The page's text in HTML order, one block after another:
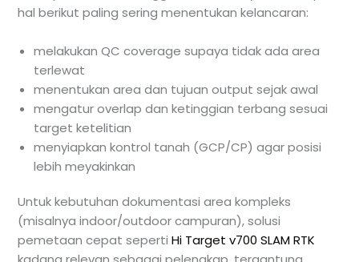
hal berikut paling sering menentukan kelancaran:
melakukan QC coverage supaya tidak ada area
terlewat
menentukan area dan tujuan output sejak awal
mengatur overlap dan ketinggian terbang sesuai
target ketelitian
menyiapkan kontrol tanah (GCP/CP) agar posisi
lebih meyakinkan
Untuk kebutuhan dokumentasi area kompleks
(misalnya indoor/outdoor campuran), solusi
pemetaan cepat sepertiHi Target v700 SLAM RTK